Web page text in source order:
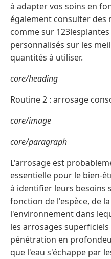
à adapter vos soins en
également consulter des
comme sur
personnalisés sur les
quantités à utiliser.
core/heading
Routine 2 : arrosage
core/image
core/paragraph
L'arrosage est
essentielle pour le bien-
à identifier leurs besoins
fonction de l'espèce, de
l'environnement dans
les arrosages
pénétration en
que l'eau s'échappe par